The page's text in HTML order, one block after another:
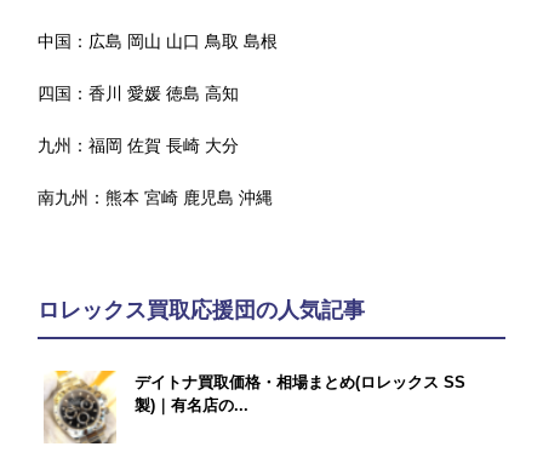
中国： 広島 岡山 山口 鳥取 島根
四国：香川 愛媛 徳島 高知
九州：福岡 佐賀 長崎 大分
南九州：熊本 宮崎 鹿児島 沖縄
ロレックス買取応援団の人気記事
デイトナ買取価格・相場まとめ(ロレックス SS
製)｜有名店の...